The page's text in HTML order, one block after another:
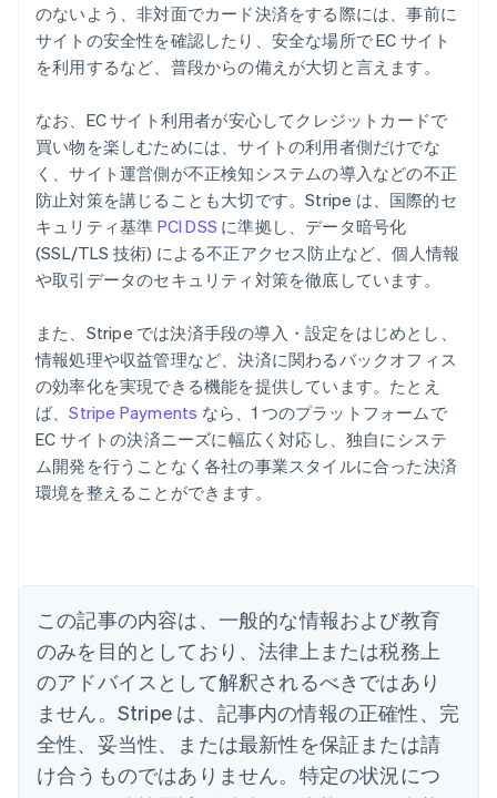
のないよう、非対面でカード決済をする際には、事前に
サイトの安全性を確認したり、安全な場所で EC サイト
を利用するなど、普段からの備えが大切と言えます。
なお、EC サイト利用者が安心してクレジットカードで
買い物を楽しむためには、サイトの利用者側だけでな
く、サイト運営側が不正検知システムの導入などの不正
防止対策を講じることも大切です。Stripe は、国際的セ
キュリティ基準 PCI DSS に準拠し、データ暗号化
(SSL/TLS 技術) による不正アクセス防止など、個人情報
や取引データのセキュリティ対策を徹底しています。
また、Stripe では決済手段の導入・設定をはじめとし、
情報処理や収益管理など、決済に関わるバックオフィス
の効率化を実現できる機能を提供しています。たとえ
ば、Stripe Payments なら、1 つのプラットフォームで
EC サイトの決済ニーズに幅広く対応し、独自にシステ
ム開発を行うことなく各社の事業スタイルに合った決済
環境を整えることができます。
この記事の内容は、一般的な情報および教育
のみを目的としており、法律上または税務上
のアドバイスとして解釈されるべきではあり
ません。Stripe は、記事内の情報の正確性、完
全性、妥当性、または最新性を保証または請
け合うものではありません。特定の状況につ
アイルランド
English
アメリカ
イギリス
イタリア
Italiano English
インド
English
エストニア
English
オーストラリア
English